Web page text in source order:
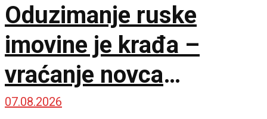
Oduzimanje ruske
imovine je krađa –
vraćanje novca
omogućilo bi mir u
07.08.2026